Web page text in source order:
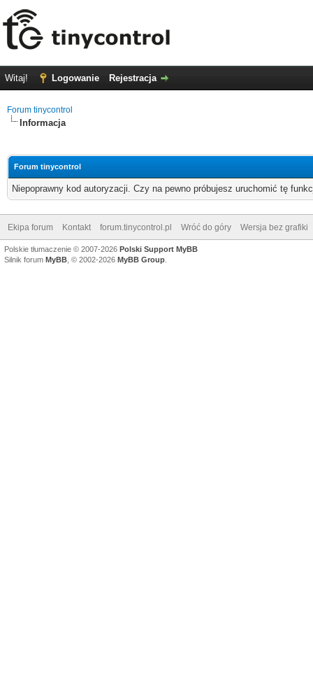
Witaj! Logowanie Rejestracja
Forum tinycontrol
Informacja
Forum tinycontrol
Niepoprawny kod autoryzacji. Czy na pewno próbujesz uruchomić tę
Ekipa forum Kontakt forum.tinycontrol.pl Wróć do góry Wersja bez grafiki
Polskie tłumaczenie © 2007-2026 Polski Support MyBB
Silnik forum MyBB , © 2002-2026 MyBB Group